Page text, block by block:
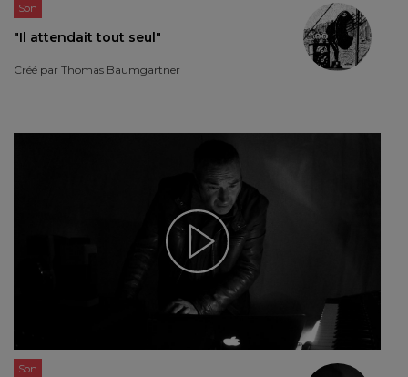
Son
"Il attendait tout seul"
Créé par Thomas Baumgartner
Son